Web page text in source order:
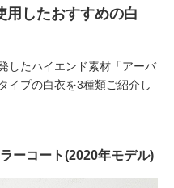
用したおすすめの白
したハイエンド素材「アーバ
イプの白衣を3種類ご紹介し
ーコート(2020年モデル)